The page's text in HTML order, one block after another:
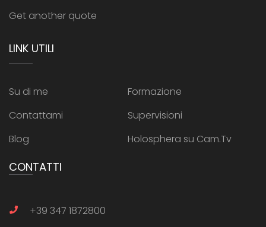
Get another quote
LINK UTILI
Su di me
Formazione
Contattami
Supervisioni
Blog
Holosphera su Cam.Tv
CONTATTI
+39 347 1872800